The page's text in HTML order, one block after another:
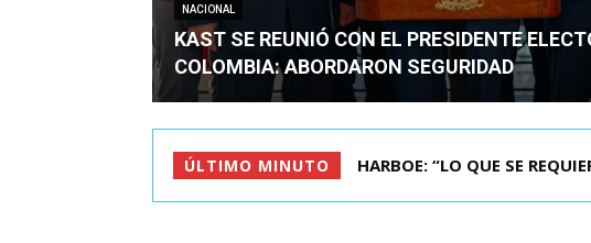
NACIONAL
KAST SE REUNIÓ CON EL PRESIDENTE
COLOMBIA: ABORDARON SEGURIDAD
ÚLTIMO MINUTO BIMINISTRO MAS POR IPC: